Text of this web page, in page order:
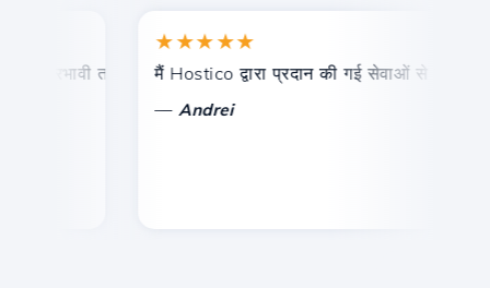
तकनीकी सहायता।
★★★★★
मैं Hostico द्वारा प्रदान की गई सेवाओं से संतुष्ट हूं।
Andrei